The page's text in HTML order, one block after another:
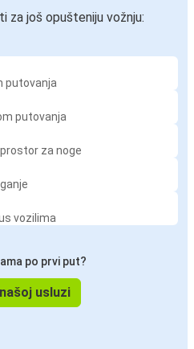
za još opušteniju vožnju:
putovanja
putovanja
za noge
vozilima
po prvi put?
usluzi